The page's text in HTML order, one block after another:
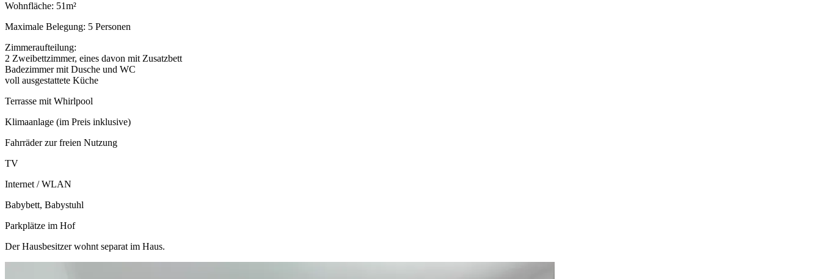
Wohnfläche: 51m²
Maximale Belegung: 5 Personen
Zimmeraufteilung:
2 Zweibettzimmer, eines davon mit Zusatzbett
Badezimmer mit Dusche und WC
voll ausgestattete Küche
Terrasse mit Whirlpool
Klimaanlage (im Preis inklusive)
Fahrräder zur freien Nutzung
TV
Internet / WLAN
Babybett, Babystuhl
Parkplätze im Hof
Der Hausbesitzer wohnt separat im Haus.